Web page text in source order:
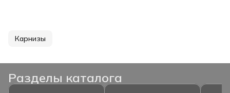
Карнизы
Разделы каталога